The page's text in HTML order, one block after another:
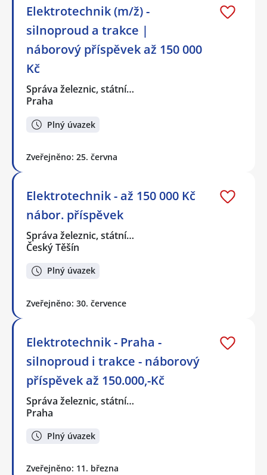
Elektrotechnik (m/ž) -
silnoproud a trakce |
náborový příspěvek až 150 000
Kč
Správa železnic, státní…
Praha
Plný úvazek
Zveřejněno: 25. června
Elektrotechnik - až 150 000 Kč
nábor. příspěvek
Správa železnic, státní…
Český Těšín
Plný úvazek
Zveřejněno: 30. července
Elektrotechnik - Praha -
silnoproud i trakce - náborový
příspěvek až 150.000,-Kč
Správa železnic, státní…
Praha
Plný úvazek
Zveřejněno: 11. března